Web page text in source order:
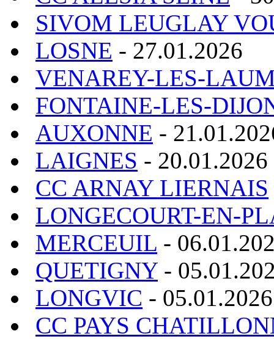
SIVOM LEUGLAY
LOSNE - 27.01.2026
VENAREY-LES-
FONTAINE-LES-
AUXONNE -
LAIGNES - 20.01.2026
CC ARNAY LIERNAIS
LONGECOURT-EN-
MERCEUIL -
QUETIGNY-
LONGVIC - 05.01.2026
CC PAYS